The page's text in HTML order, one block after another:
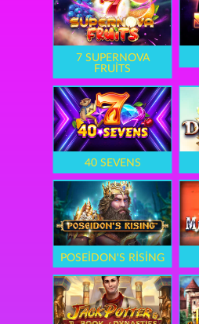
7 SUPERNOVA
FRUITS
40 SEVENS
POSEIDON'S RISING